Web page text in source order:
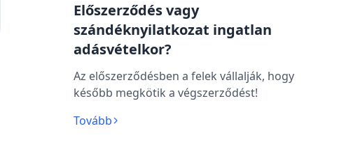
Előszerződés vagy
szándéknyilatkozat ingatlan
adásvételkor?
Az előszerződésben a felek vállalják, hogy
később megkötik a végszerződést!
Tovább